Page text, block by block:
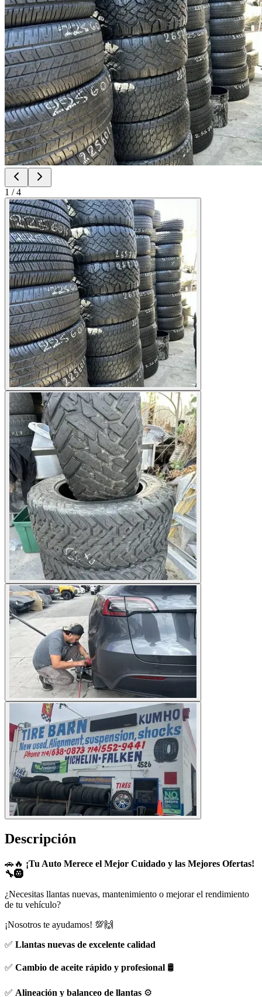
1 /4
Descripción
🚗🔥 ¡Tu Auto Merece el Mejor Cuidado y las Mejores Ofertas!
🔧🛞
¿Necesitas llantas nuevas, mantenimiento o mejorar el rendimiento
de tu vehículo?
¡Nosotros te ayudamos! 💯🙌
✅ Llantas nuevas de excelente calidad
✅ Cambio de aceite rápido y profesional 🛢️
✅ Alineación y balanceo de llantas ⚙️